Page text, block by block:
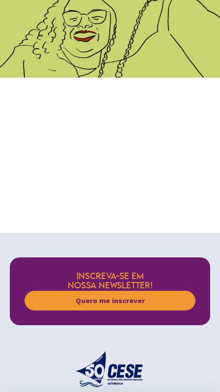
INSCREVA-SE EM
NOSSA NEWSLETTER!
Quero me inscrever